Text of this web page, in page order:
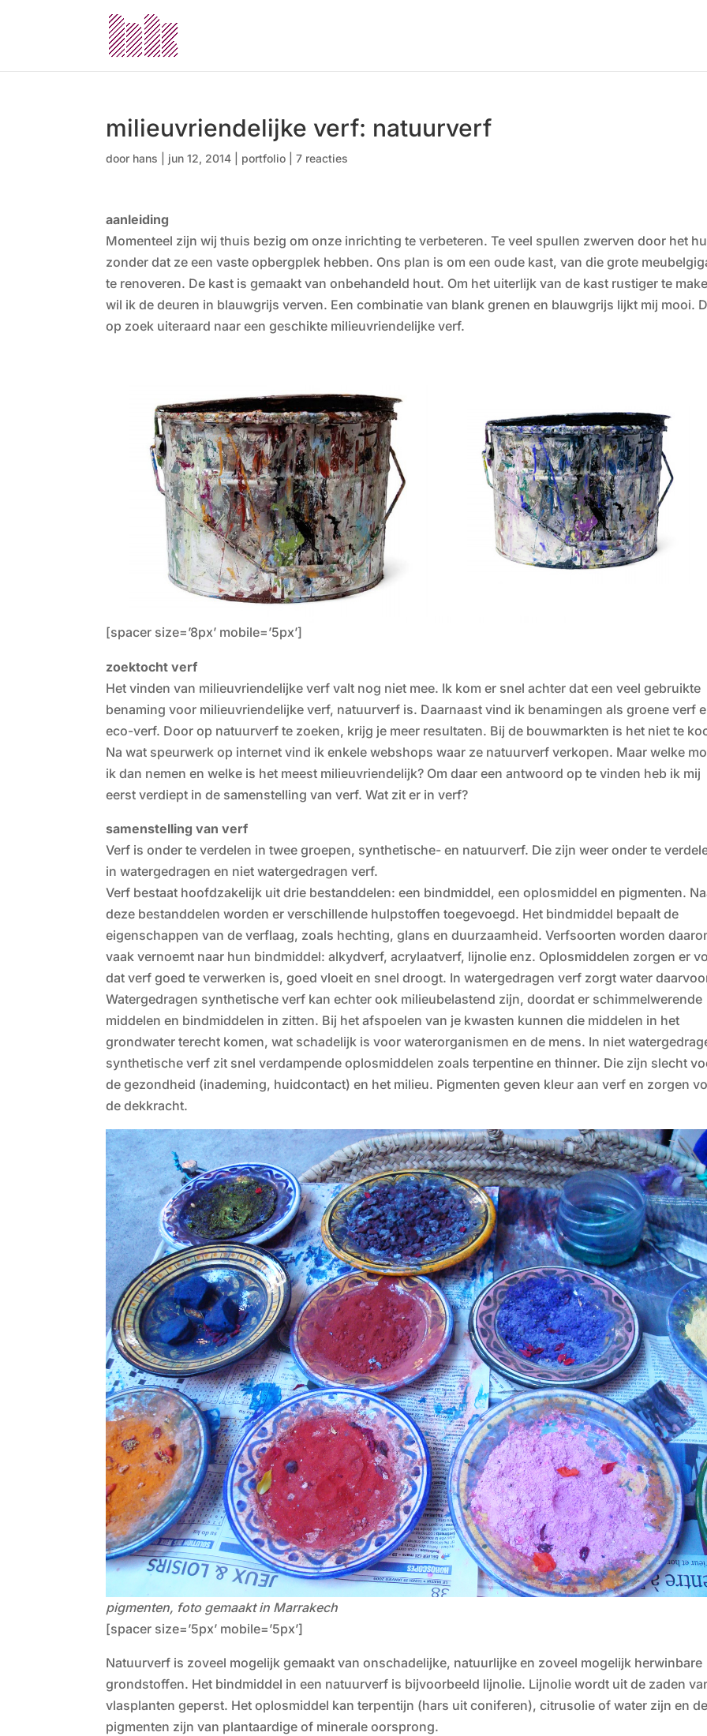
milieuvriendelijke verf: natuurverf
door hans jun 12, 2014 portfolio |7 reacties
aanleiding
Momenteel zijn wij thuis bezig om onze inrichting te verbeteren. Te veel spullen zwerven door het
zonder dat ze een vaste opbergplek hebben. Ons plan is om een oude kast, van die grote
te renoveren. De kast is gemaakt van onbehandeld hout. Om het uiterlijk van de kast rustiger te
wil ik de deuren in blauwgrijs verven. Een combinatie van blank grenen en blauwgrijs lijkt mij mooi.
op zoek uiteraard naar een geschikte milieuvriendelijke verf.
[spacer size=’8px’ mobile=’5px’]
zoektocht verf
Het vinden van milieuvriendelijke verf valt nog niet mee. Ik kom er snel achter dat een veel gebruikte
benaming voor milieuvriendelijke verf, natuurverf is. Daarnaast vind ik benamingen als groene verf
eco-verf. Door op natuurverf te zoeken, krijg je meer resultaten. Bij de bouwmarkten is het niet te
Na wat speurwerk op internet vind ik enkele webshops waar ze natuurverf verkopen. Maar welke
ik dan nemen en welke is het meest milieuvriendelijk? Om daar een antwoord op te vinden heb ik mij
eerst verdiept in de samenstelling van verf. Wat zit er in verf?
samenstelling van verf
Verf is onder te verdelen in twee groepen, synthetische- en natuurverf. Die zijn weer onder te
in watergedragen en niet watergedragen verf.
Verf bestaat hoofdzakelijk uit drie bestanddelen: een bindmiddel, een oplosmiddel en pigmenten.
deze bestanddelen worden er verschillende hulpstoffen toegevoegd. Het bindmiddel bepaalt de
eigenschappen van de verflaag, zoals hechting, glans en duurzaamheid. Verfsoorten worden
vaak vernoemt naar hun bindmiddel: alkydverf, acrylaatverf, lijnolie enz. Oplosmiddelen zorgen er
dat verf goed te verwerken is, goed vloeit en snel droogt. In watergedragen verf zorgt water
Watergedragen synthetische verf kan echter ook milieubelastend zijn, doordat er schimmelwerende
middelen en bindmiddelen in zitten. Bij het afspoelen van je kwasten kunnen die middelen in het
grondwater terecht komen, wat schadelijk is voor waterorganismen en de mens. In niet
synthetische verf zit snel verdampende oplosmiddelen zoals terpentine en thinner. Die zijn slecht
de gezondheid (inademing, huidcontact) en het milieu. Pigmenten geven kleur aan verf en zorgen
de dekkracht.
pigmenten, foto gemaakt in Marrakech
[spacer size=’5px’ mobile=’5px’]
Natuurverf is zoveel mogelijk gemaakt van onschadelijke, natuurlijke en zoveel mogelijk herwinbare
grondstoffen. Het bindmiddel in een natuurverf is bijvoorbeeld lijnolie. Lijnolie wordt uit de zaden
vlasplanten geperst. Het oplosmiddel kan terpentijn (hars uit coniferen), citrusolie of water zijn en
pigmenten zijn van plantaardige of minerale oorsprong.